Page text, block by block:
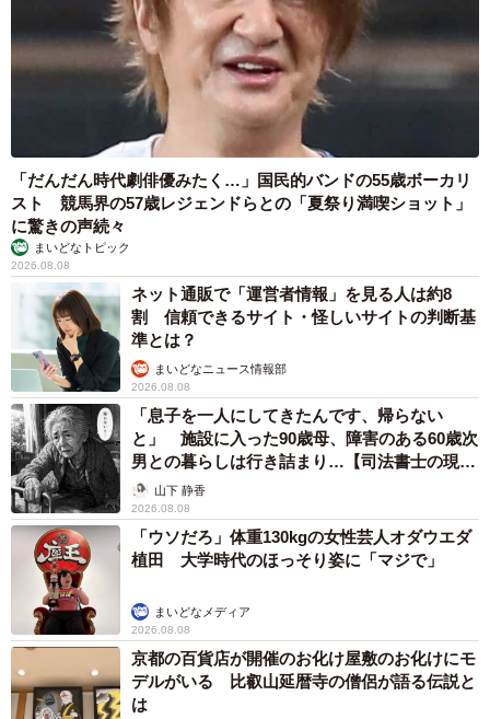
「だんだん時代劇俳優みたく…」国民的バンドの55歳ボーカリ
スト 競馬界の57歳レジェンドらとの「夏祭り満喫ショット」
に驚きの声続々
まいどなトピック
2026.08.08
ネット通販で「運営者情報」を見る人は約8
割 信頼できるサイト・怪しいサイトの判断基
準とは？
まいどなニュース情報部
2026.08.08
「息子を一人にしてきたんです、帰らない
と」 施設に入った90歳母、障害のある60歳次
男との暮らしは行き詰まり…【司法書士の現場
から】山下 静香
2026.08.08
「ウソだろ」体重130kgの女性芸人オダウエダ
植田 大学時代のほっそり姿に「マジで」
まいどなメディア
2026.08.08
京都の百貨店が開催のお化け屋敷のお化けにモ
デルがいる 比叡山延暦寺の僧侶が語る伝説と
は